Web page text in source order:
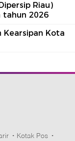
Riau)
tahun 2026
Kearsipan Kota
Kotak Pos